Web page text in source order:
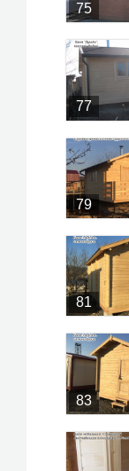
75
77
79
81
83